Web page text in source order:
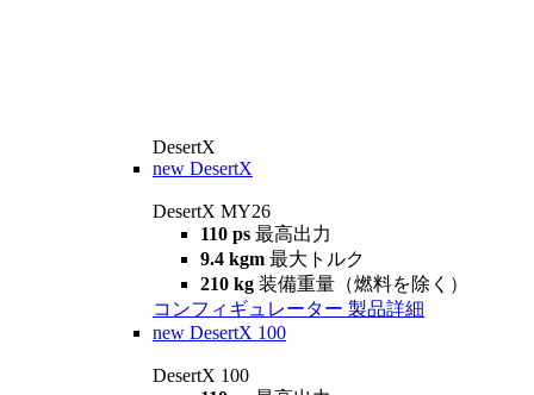
DesertX
new DesertX
DesertX MY26
110 ps 最高出力
9.4 kgm 最大トルク
210 kg 装備重量（燃料を除く）
コンフィギュレーター 製品詳細
new DesertX 100
DesertX 100